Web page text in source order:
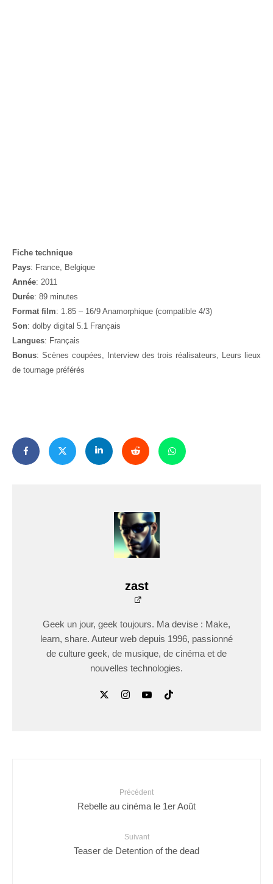
Fiche technique
Pays: France, Belgique
Année: 2011
Durée: 89 minutes
Format film: 1.85 – 16/9 Anamorphique (compatible 4/3)
Son: dolby digital 5.1 Français
Langues: Français
Bonus: Scènes coupées, Interview des trois réalisateurs, Leurs lieux
de tournage préférés
zast
Geek un jour, geek toujours. Ma devise : Make,
learn, share. Auteur web depuis 1996, passionné
de culture geek, de musique, de cinéma et de
nouvelles technologies.
Précédent
Rebelle au cinéma le 1er Août
Suivant
Teaser de Detention of the dead